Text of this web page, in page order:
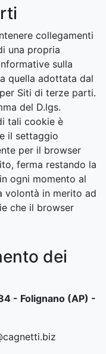
collegamenti
una propria
sulla
quella adottata dal
Siti di terze parti.
del D.lgs.
tali cookie è
il settaggio
per il browser
ferma restando la
ogni momento al
volontà in merito ad
che il browser
dei
- Folignano (AP) -